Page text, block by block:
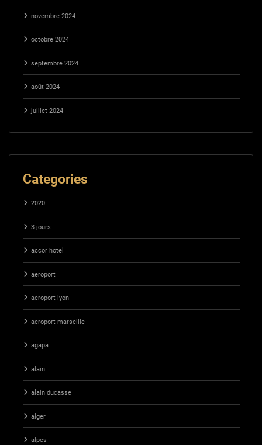
novembre 2024
octobre 2024
septembre 2024
août 2024
juillet 2024
Categories
2020
3 jours
accor hotel
aeroport
aeroport lyon
aeroport marseille
agapa
alain
alain ducasse
alger
alpes